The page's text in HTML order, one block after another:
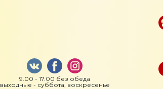
9.00 - 17.00 без обеда
выходные - суббота, воскресенье